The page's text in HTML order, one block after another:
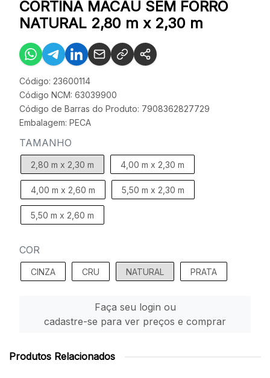
CORTINA MACAU SEM FORRO
NATURAL 2,80 m x 2,30 m
Código: 23600114
Código NCM: 63039900
Código de Barras do Produto: 7908362827729
Embalagem: PECA
TAMANHO
2,80 m x 2,30 m 4,00 m x 2,30 m
4,00 m x 2,60 m 5,50 m x 2,30 m
5,50 m x 2,60 m
COR
CINZA CRU NATURAL PRATA
Faça seu login ou
cadastre-se para ver preços e comprar
Produtos Relacionados